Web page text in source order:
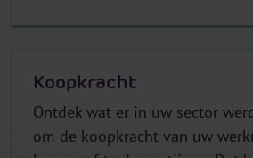
Koopkracht
Ontdek wat er in uw sector
om de koopkracht van uw